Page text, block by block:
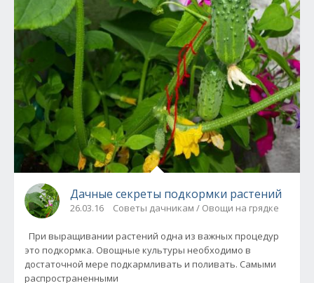
Дачные секреты подкормки растений
26.03.16 Советы дачникам / Овощи на грядке
При выращивании растений одна из важных процедур
это подкормка. Овощные культуры необходимо в
достаточной мере подкармливать и поливать. Самыми
распространенными